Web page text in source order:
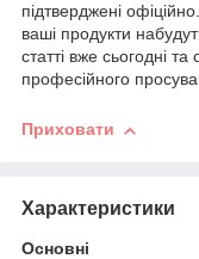
підтверджені
ваші продукти
статті вже сьогодні
професійного
Приховати
Характеристики
Основні